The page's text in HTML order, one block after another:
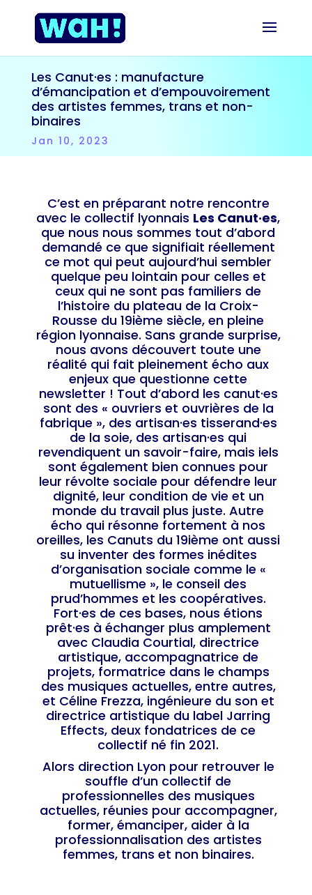
Les Canut·es : manufacture
d’émancipation et d’empouvoirement
des artistes femmes, trans et non-
binaires
Jan 10, 2023
C’est en préparant notre rencontre
avec le collectif lyonnais Les Canut·es,
que nous nous sommes tout d’abord
demandé ce que signifiait réellement
ce mot qui peut aujourd’hui sembler
quelque peu lointain pour celles et
ceux qui ne sont pas familiers de
l’histoire du plateau de la Croix-
Rousse du 19ième siècle, en pleine
région lyonnaise. Sans grande surprise,
nous avons découvert toute une
réalité qui fait pleinement écho aux
enjeux que questionne cette
newsletter ! Tout d’abord les canut·es
sont des « ouvriers et ouvrières de la
fabrique », des artisan·es tisserand·es
de la soie, des artisan·es qui
revendiquent un savoir-faire, mais iels
sont également bien connues pour
leur révolte sociale pour défendre leur
dignité, leur condition de vie et un
monde du travail plus juste. Autre
écho qui résonne fortement à nos
oreilles, les Canuts du 19ième ont aussi
su inventer des formes inédites
d’organisation sociale comme le «
mutuellisme », le conseil des
prud’hommes et les coopératives.
Fort·es de ces bases, nous étions
prêt·es à échanger plus amplement
avec Claudia Courtial, directrice
artistique, accompagnatrice de
projets, formatrice dans le champs
des musiques actuelles, entre autres,
et Céline Frezza, ingénieure du son et
directrice artistique du label Jarring
Effects, deux fondatrices de ce
collectif né fin 2021.
Alors direction Lyon pour retrouver le
souffle d’un collectif de
professionnelles des musiques
actuelles, réunies pour accompagner,
former, émanciper, aider à la
professionnalisation des artistes
femmes, trans et non binaires.